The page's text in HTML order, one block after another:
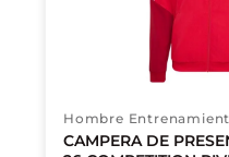
Hombre
CAMPERA DE